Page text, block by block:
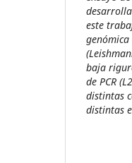
este
baja
de PCR
distintas
distintas